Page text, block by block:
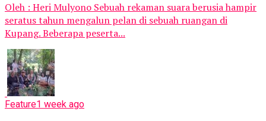
Oleh : Heri Mulyono Sebuah rekaman suara berusia hampir
seratus tahun mengalun pelan di sebuah ruangan di
Kupang. Beberapa peserta...
Feature1 week ago